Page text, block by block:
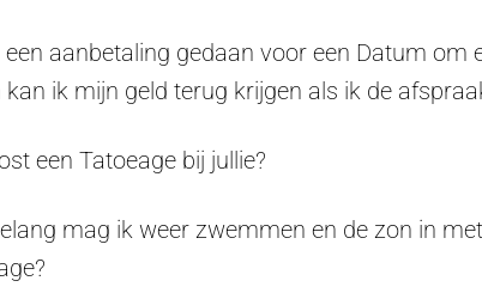
een aanbetaling gedaan voor een Datum om
kan ik mijn geld terug krijgen als ik de
een Tatoeage bij jullie?
mag ik weer zwemmen en de zon in